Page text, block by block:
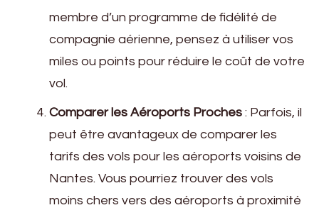
membre d’un programme de fidélité de
compagnie aérienne, pensez à utiliser vos
miles ou points pour réduire le coût de votre
vol.
Comparer les Aéroports Proches : Parfois, il
peut être avantageux de comparer les
tarifs des vols pour les aéroports voisins de
Nantes. Vous pourriez trouver des vols
moins chers vers des aéroports à proximité